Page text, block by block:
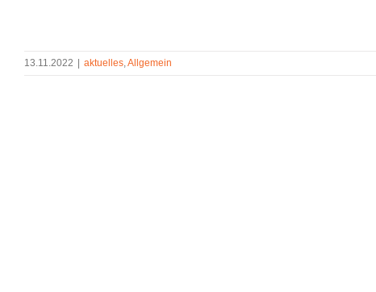
13.11.2022 aktuelles,Allgemein